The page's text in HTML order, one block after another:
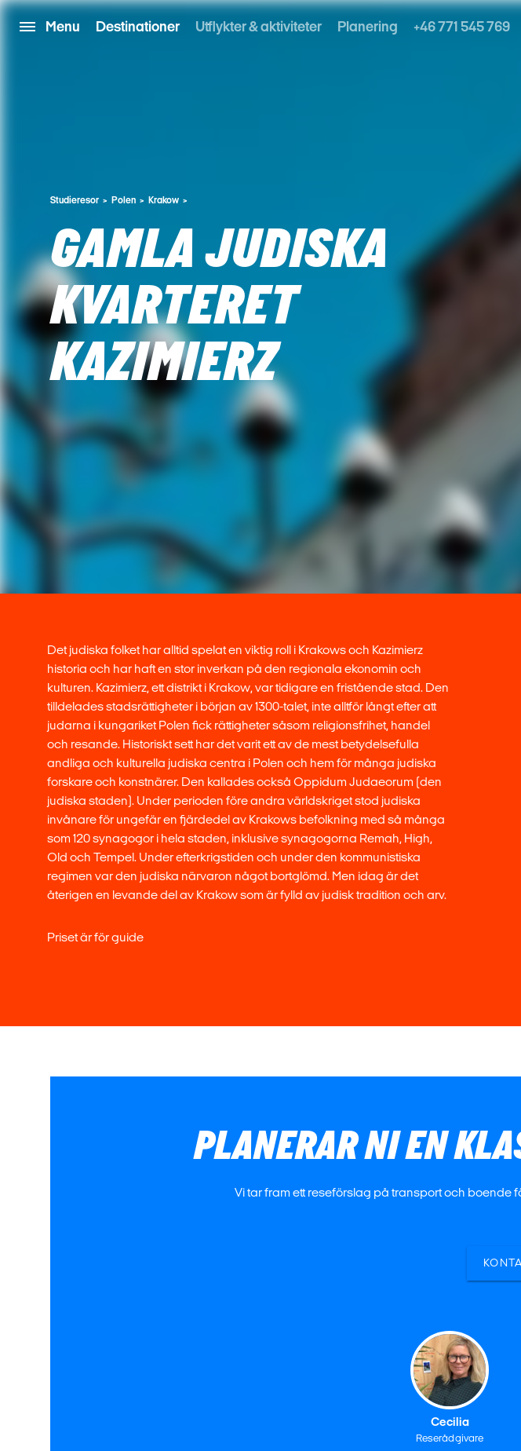
Menu Destinationer Utflykter & aktiviteter Planering +46 771 545 769
Studieresor Polen Krakow
GAMLA JUDISKA
KVARTERET
KAZIMIERZ
Det judiska folket har alltid spelat en viktig roll i Krakows och Kazimierz
historia och har haft en stor inverkan på den regionala ekonomin och
kulturen. Kazimierz, ett distrikt i Krakow, var tidigare en fristående stad. Den
tilldelades stadsrättigheter i början av 1300-talet, inte alltför långt efter att
judarna i kungariket Polen fick rättigheter såsom religionsfrihet, handel
och resande. Historiskt sett har det varit ett av de mest betydelsefulla
andliga och kulturella judiska centra i Polen och hem för många judiska
forskare och konstnärer. Den kallades också Oppidum Judaeorum (den
judiska staden). Under perioden före andra världskriget stod judiska
invånare för ungefär en fjärdedel av Krakows befolkning med så många
som 120 synagogor i hela staden, inklusive synagogorna Remah, High,
Old och Tempel. Under efterkrigstiden och under den kommunistiska
regimen var den judiska närvaron något bortglömd. Men idag är det
återigen en levande del av Krakow som är fylld av judisk tradition och arv.
Priset är för guide
PLANERAR NI EN
Vi tar fram ett reseförslag på transport och
Cecilia
Reserådgivare